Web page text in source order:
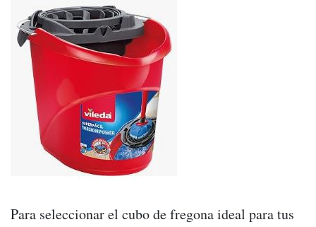
Para seleccionar el cubo de fregona ideal para tus